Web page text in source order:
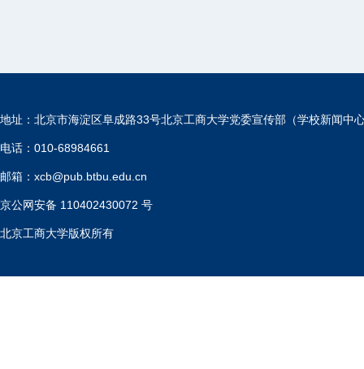
地址：北京市海淀区阜成路33号北京工商大学党委宣传部（学校新闻中
电话：010-68984661
邮箱：xcb@pub.btbu.edu.cn
京公网安备 110402430072 号
北京工商大学版权所有